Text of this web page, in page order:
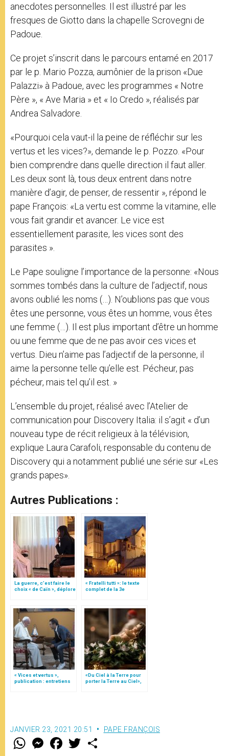
anecdotes personnelles. Il est illustré par les
fresques de Giotto dans la chapelle Scrovegni de
Padoue.
Ce projet s’inscrit dans le parcours entamé en 2017
par le p. Mario Pozza, aumônier de la prison «Due
Palazzi» à Padoue, avec les programmes « Notre
Père », « Ave Maria » et « Io Credo », réalisés par
Andrea Salvadore.
«Pourquoi cela vaut-il la peine de réfléchir sur les
vertus et les vices?», demande le p. Pozzo. «Pour
bien comprendre dans quelle direction il faut aller.
Les deux sont là, tous deux entrent dans notre
manière d’agir, de penser, de ressentir », répond le
pape François: «La vertu est comme la vitamine, elle
vous fait grandir et avancer. Le vice est
essentiellement parasite, les vices sont des
parasites ».
Le Pape souligne l’importance de la personne: «Nous
sommes tombés dans la culture de l’adjectif, nous
avons oublié les noms (…). N’oublions pas que vous
êtes une personne, vous êtes un homme, vous êtes
une femme (…). Il est plus important d’être un homme
ou une femme que de ne pas avoir ces vices et
vertus. Dieu n’aime pas l’adjectif de la personne, il
aime la personne telle qu’elle est. Pécheur, pas
pécheur, mais tel qu’il est. »
L’ensemble du projet, réalisé avec l’Atelier de
communication pour Discovery Italia: il s’agit « d’un
nouveau type de récit religieux à la télévision,
explique Laura Carafoli, responsable du contenu de
Discovery qui a notamment publié une série sur «Les
grands papes».
Autres Publications :
La guerre, c’est faire le
choix « de Caïn », déplore
« Fratelli tutti »: le texte
complet de la 3e
« Vices et vertus »,
publication : entretiens
«Du Ciel à la Terre pour
porter la Terre au Ciel»,
JANVIER 23, 2021 20:51 PAPE FRANÇOIS
W M
e
F
a w